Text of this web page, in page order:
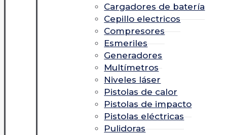
Cargadores de batería
Cepillo electricos
Compresores
Esmeriles
Generadores
Multímetros
Niveles láser
Pistolas de calor
Pistolas de impacto
Pistolas eléctricas
Pulidoras